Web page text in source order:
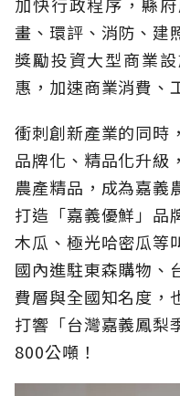
加快行政程序，縣
畫、環評、消防、建
獎勵投資大型商業
惠，加速商業消費、
衝刺創新產業的同時
品牌化、精品化升級
農產精品，成為嘉義
打造「嘉義優鮮」品
木瓜、極光哈密瓜等
國內進駐東森購物、
費層與全國知名度，
打響「台灣嘉義鳳梨
800公噸！